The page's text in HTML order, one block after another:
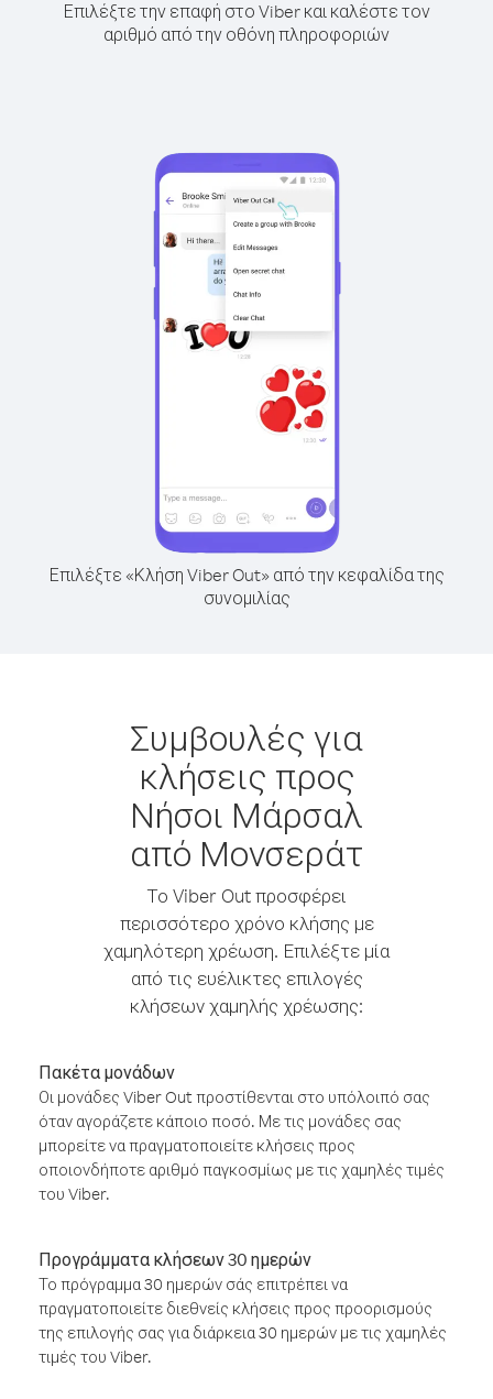
Επιλέξτε την επαφή στο Viber και καλέστε τον
αριθμό από την οθόνη πληροφοριών
Επιλέξτε «Κλήση Viber Out» από την κεφαλίδα της
συνομιλίας
Συμβουλές για
κλήσεις προς
Νήσοι Μάρσαλ
από Μονσεράτ
Το Viber Out προσφέρει
περισσότερο χρόνο κλήσης με
χαμηλότερη χρέωση. Επιλέξτε μία
από τις ευέλικτες επιλογές
κλήσεων χαμηλής χρέωσης:
Πακέτα μονάδων
Οι μονάδες Viber Out προστίθενται στο υπόλοιπό σας
όταν αγοράζετε κάποιο ποσό. Με τις μονάδες σας
μπορείτε να πραγματοποιείτε κλήσεις προς
οποιονδήποτε αριθμό παγκοσμίως με τις χαμηλές τιμές
του Viber.
Προγράμματα κλήσεων 30 ημερών
Το πρόγραμμα 30 ημερών σάς επιτρέπει να
πραγματοποιείτε διεθνείς κλήσεις προς προορισμούς
της επιλογής σας για διάρκεια 30 ημερών με τις χαμηλές
τιμές του Viber.